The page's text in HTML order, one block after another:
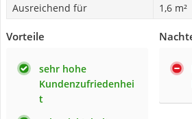
Ausreichend für
1,6 m²
Vorteile
sehr hohe
Kundenzufriedenhei
t